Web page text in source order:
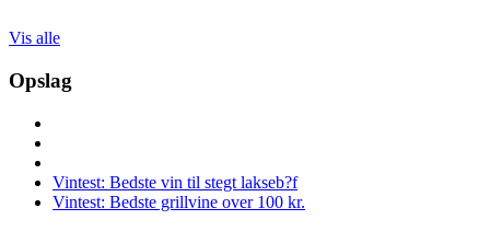
Vis alle
Opslag
Vintest: Bedste vin til stegt lakseb?f
Vintest: Bedste grillvine over 100 kr.